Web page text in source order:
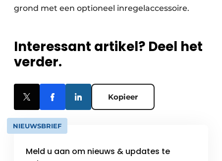
grond met een optioneel inregelaccessoire.
Interessant artikel? Deel het
verder.
Kopieer
NIEUWSBRIEF
Meld u aan om nieuws & updates te